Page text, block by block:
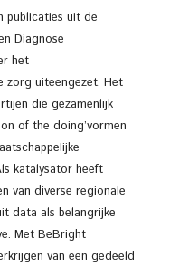
publicaties uit de
Diagnose
het
zorg uiteengezet. Het
die gezamenlijk
of the doing’vormen
katalysator heeft
van diverse regionale
data als belangrijke
Met BeBright
van een gedeeld